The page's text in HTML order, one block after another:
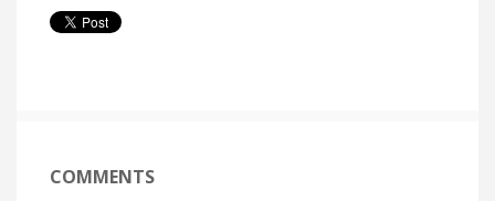
COMMENTS